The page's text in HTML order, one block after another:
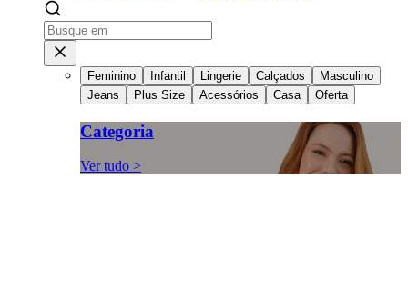
Feminino Infantil Lingerie Calçados
Masculino
Jeans
Plus Size Acessórios Casa Oferta
Categoria
Ver tudo >